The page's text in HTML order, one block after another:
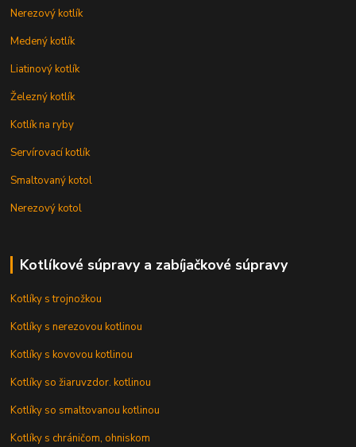
Nerezový kotlík
Medený kotlík
Liatinový kotlík
Železný kotlík
Kotlík na ryby
Servírovací kotlík
Smaltovaný kotol
Nerezový kotol
Kotlíkové súpravy a zabíjačkové súpravy
Kotlíky s trojnožkou
Kotlíky s nerezovou kotlinou
Kotlíky s kovovou kotlinou
Kotlíky so žiaruvzdor. kotlinou
Kotlíky so smaltovanou kotlinou
Kotlíky s chráničom, ohniskom